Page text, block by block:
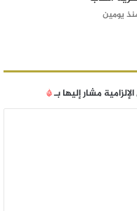
يومين
مشار إليها بـ*